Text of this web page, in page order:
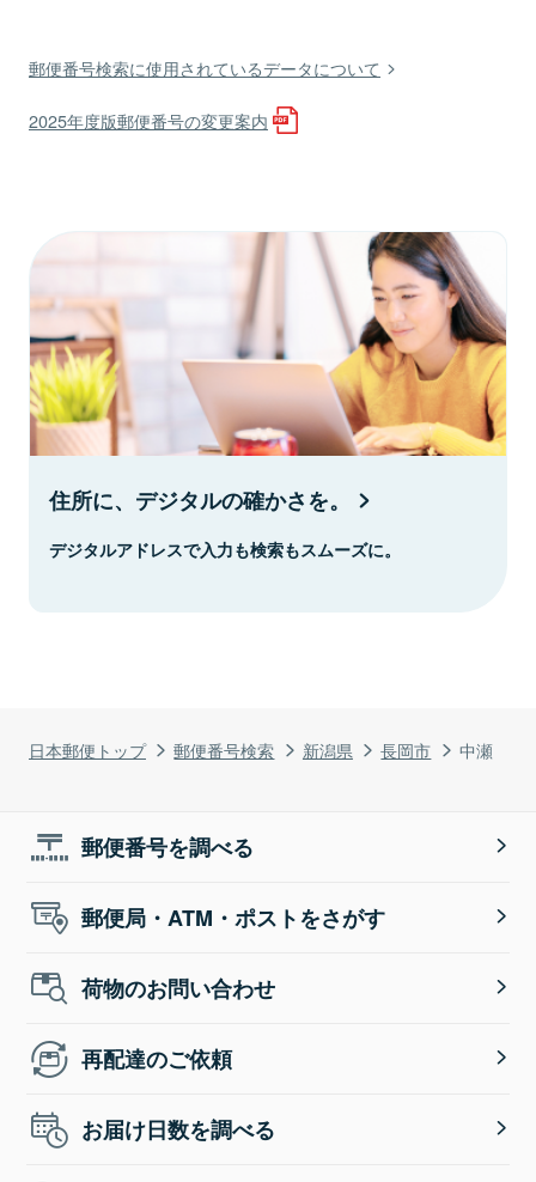
日本郵便トップ 郵便番号検索 新潟県 長岡市 中瀬
郵便番号検索に使用されているデータについて
2025年度版郵便番号の変更案内
住所に、デジタルの確かさを。
デジタルアドレスで入力も検索もスムーズに。
郵便番号を調べる
郵便局・ATM・ポストをさがす
荷物のお問い合わせ
再配達のご依頼
お届け日数を調べる